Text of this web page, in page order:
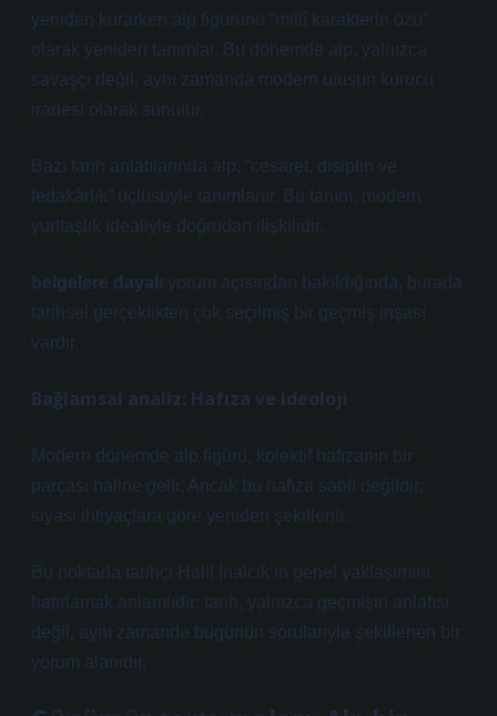
yeniden kurarken alp figürünü “millî karakterin özü”
olarak yeniden tanımlar. Bu dönemde alp, yalnızca
savaşçı değil, aynı zamanda modern ulusun kurucu
iradesi olarak sunulur.
Bazı tarih anlatılarında alp, “cesaret, disiplin ve
fedakârlık” üçlüsüyle tanımlanır. Bu tanım, modern
yurttaşlık idealiyle doğrudan ilişkilidir.
belgelere dayalı yorum açısından bakıldığında, burada
tarihsel gerçeklikten çok seçilmiş bir geçmiş inşası
vardır.
Bağlamsal analiz: Hafıza ve ideoloji
Modern dönemde alp figürü, kolektif hafızanın bir
parçası haline gelir. Ancak bu hafıza sabit değildir;
siyasi ihtiyaçlara göre yeniden şekillenir.
Bu noktada tarihçi Halil İnalcık’ın genel yaklaşımını
hatırlamak anlamlıdır: tarih, yalnızca geçmişin anlatısı
değil, aynı zamanda bugünün sorularıyla şekillenen bir
yorum alanıdır.